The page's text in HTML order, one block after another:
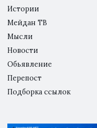
Истории
Мейдан ТВ
Мысли
Новости
Обьявление
Перепост
Подборка ссылок